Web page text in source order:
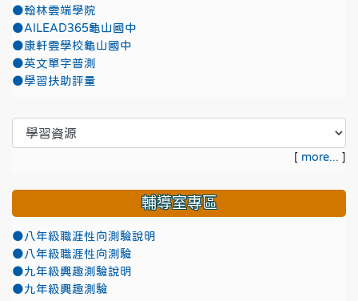
●翰林雲端學院
●AILEAD365龜山國中
●康軒雲學校龜山國中
●英文單字普測
●學習扶助評量
[ more... ]
輔導室專區
●八年級職涯性向測驗說明
●八年級職涯性向測驗
●九年級興趣測驗說明
●九年級興趣測驗